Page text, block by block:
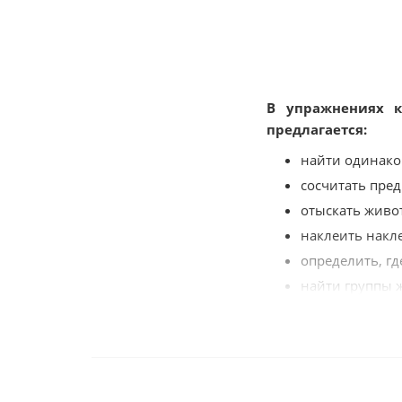
В упражнениях
предлагается:
найти
сосчитать
отыскать
наклеить
определить,
найти группы
соотнести